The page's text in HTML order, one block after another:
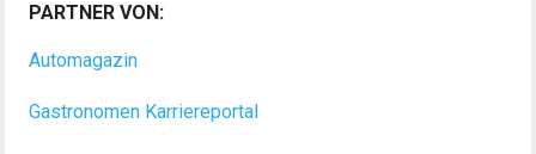
Dein Arbeitsplatz mit Urlaubsfeeling Chef de Rang
(m/w/d) Du bist Gastgeber aus Leidenschaft und
PARTNER VON:
Automagazin
Gastronomen Karriereportal